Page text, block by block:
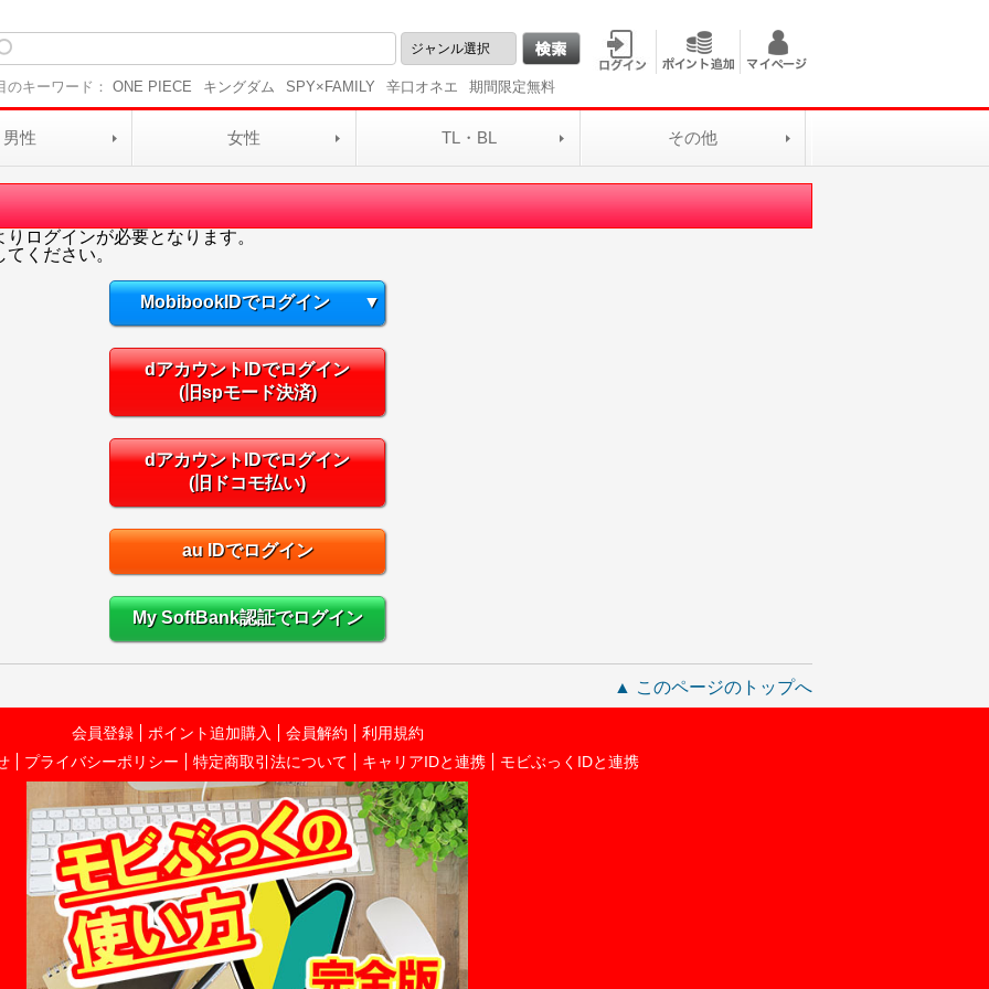
のキーワード： ONE PIECE キングダム SPY×FAMILY 辛口オネエ 期間限定無料
男性 女性 TL・BL その他
ログインが必要となります。
ください。
MobibookIDでログイン ▼
dアカウントIDでログイン
(旧spモード決済)
dアカウントIDでログイン
(旧ドコモ払い)
au IDでログイン
My SoftBank認証でログイン
▲ このページのトップへ
会員登録 ポイント追加購入 会員解約
利用規約
プライバシーポリシー 特定商取引法について キャリアIDと連携 モビぶっくIDと連携